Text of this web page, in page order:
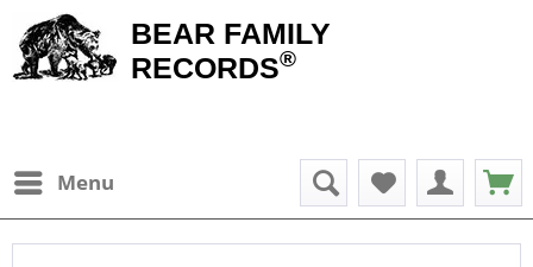
BEAR FAMILY
RECORDS®
Menu